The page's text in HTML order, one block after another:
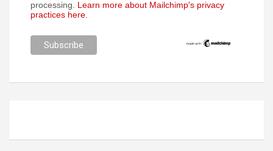
processing. Learn more about Mailchimp's privacy
practices here.